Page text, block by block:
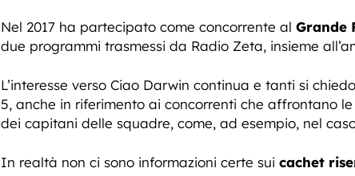
Nel 2017 ha partecipato come concorrente al Grande
due programmi trasmessi da Radio Zeta, insieme
L’interesse verso Ciao Darwin continua e tanti si
5, anche in riferimento ai concorrenti che affrontano
dei capitani delle squadre, come, ad esempio, nel
In realtà non ci sono informazioni certe sui cachet